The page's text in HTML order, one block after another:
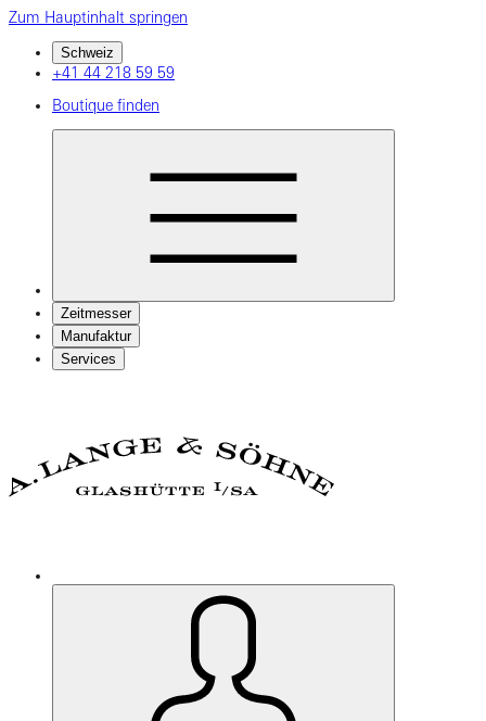
Zum Hauptinhalt springen
Schweiz
+41 44 218 59 59
Boutique finden
Zeitmesser
Manufaktur
Services